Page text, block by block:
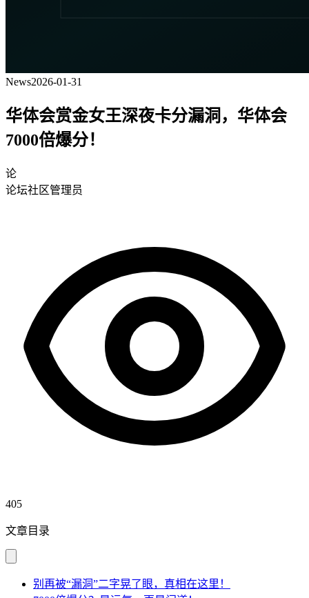
News2026-01-31
华体会赏金女王深夜卡分漏洞，华体会
7000倍爆分！
论
论坛社区管理员
405
文章目录
别再被“漏洞”二字晃了眼，真相在这里！